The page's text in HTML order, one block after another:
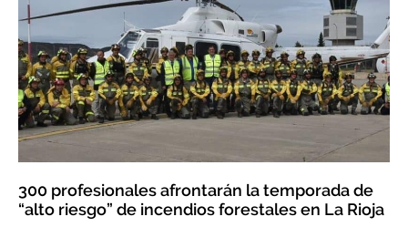
300 profesionales afrontarán la temporada de
“alto riesgo” de incendios forestales en La Rioja